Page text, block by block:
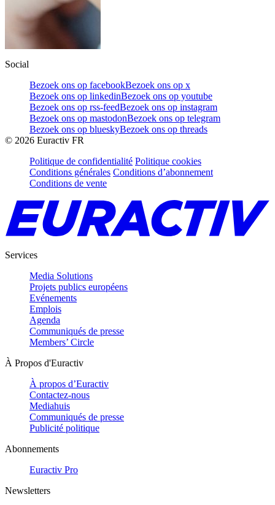
Social
Bezoek ons op facebookBezoek ons op x
Bezoek ons op linkedinBezoek ons op youtube
Bezoek ons op rss-feedBezoek ons op instagram
Bezoek ons op mastodonBezoek ons op telegram
Bezoek ons op blueskyBezoek ons op threads
© 2026 Euractiv FR
Politique de confidentialité Politique cookies
Conditions générales Conditions d’abonnement
Conditions de vente
Services
Media Solutions
Projets publics européens
Evénements
Emplois
Agenda
Communiqués de presse
Members’ Circle
À Propos d'Euractiv
À propos d’Euractiv
Contactez-nous
Mediahuis
Communiqués de presse
Publicité politique
Abonnements
Euractiv Pro
Newsletters